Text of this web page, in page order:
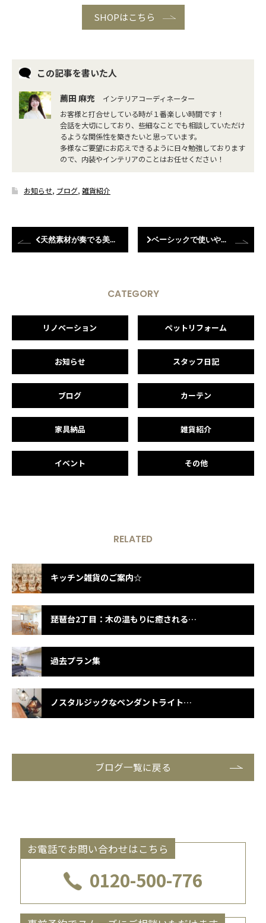
SHOPはこちら
この記事を書いた人
薦田 麻充
インテリアコーディネーター
お客様と打合せしている時が１番楽しい時間です！
会話を大切にしており、些細なことでも相談していただけ
るような関係性を築きたいと思っています。
多様なご要望にお応えできるように日々勉強しております
ので、内装やインテリアのことはお任せください！
お知らせ, ブログ, 雑貨紹介
天然素材が奏でる美しさ。リネンレース×ウッドブラインドの上質な窓辺コーディネート ベーシックで使いやすいプレートのご紹介♬
CATEGORY
リノベーション ペットリフォーム
お知らせ スタッフ日記
ブログ カーテン
家具納品 雑貨紹介
イベント その他
RELATED
キッチン雑貨のご案内☆
琵琶台2丁目：木の温もりに癒される上質なジャパンディの住まい 完成見学会！
過去プラン集
ノスタルジックなペンダントライトです♪
ブログ一覧に戻る
お電話でお問い合わせはこちら
0120-500-776